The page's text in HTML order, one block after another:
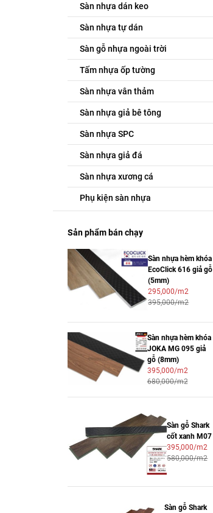
Sàn nhựa dán keo
Sàn nhựa tự dán
Sàn gỗ nhựa ngoài trời
Tấm nhựa ốp tường
Sàn nhựa vân thảm
Sàn nhựa giả bê tông
Sàn nhựa SPC
Sàn nhựa giả đá
Sàn nhựa xương cá
Phụ kiện sàn nhựa
Sản phẩm bán chạy
Sàn nhựa hèm khóa
EcoClick 616 giả gỗ
(5mm)
295,000/m2
395,000/m2
Sàn nhựa hèm khóa
JOKA MG 095 giả
gỗ (8mm)
395,000/m2
680,000/m2
Sàn gỗ Shark
cốt xanh M07
395,000/m2
580,000/m2
Sàn gỗ Shark